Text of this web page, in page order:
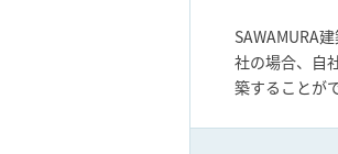
SAWAMURA
社の場合、自
築することが